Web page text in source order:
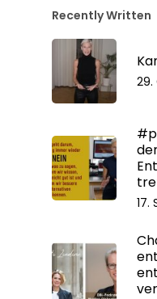
Recently Written
29.
17.